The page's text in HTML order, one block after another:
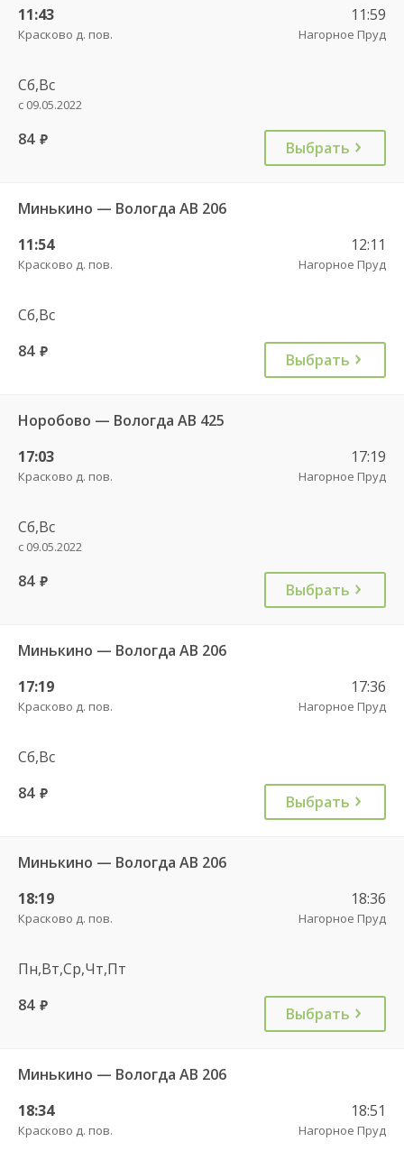
11:43
Красково д. пов.
11:59
Нагорное Пруд
Сб,Вс
с 09.05.2022
84 руб. Выбрать
Минькино — Вологда АВ 206
11:54
Красково д. пов.
12:11
Нагорное Пруд
Сб,Вс
84 руб. Выбрать
Норобово — Вологда АВ 425
17:03
Красково д. пов.
17:19
Нагорное Пруд
Сб,Вс
с 09.05.2022
84 руб. Выбрать
Минькино — Вологда АВ 206
17:19
Красково д. пов.
17:36
Нагорное Пруд
Сб,Вс
84 руб. Выбрать
Минькино — Вологда АВ 206
18:19
Красково д. пов.
18:36
Нагорное Пруд
Пн,Вт,Ср,Чт,Пт
84 руб. Выбрать
Минькино — Вологда АВ 206
18:34
Красково д. пов.
18:51
Нагорное Пруд